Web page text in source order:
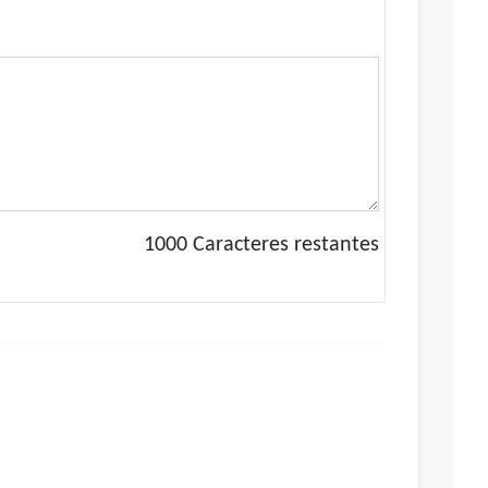
1000 Caracteres restantes